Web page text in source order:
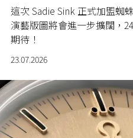
這次 Sadie Sink 正式加盟蜘
演藝版圖將會進一步擴闊，
期待！
23.07.2026